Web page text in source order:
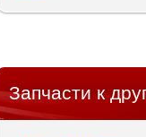
Запчасти к